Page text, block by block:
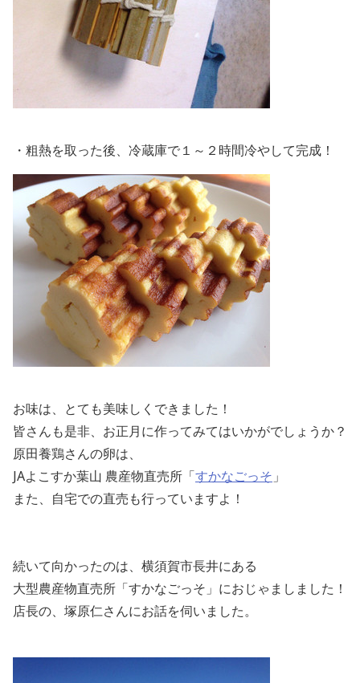
・粗熱を取った後、冷蔵庫で１～２時間冷やして完成！
お味は、とても美味しくできました！
皆さんも是非、お正月に作ってみてはいかがでしょうか？
原田養鶏さんの卵は、
JAよこすか葉山 農産物直売所「すかなごっそ 」
また、自宅での直売も行っていますよ！
続いて向かったのは、横須賀市長井にある
大型農産物直売所「すかなごっそ」におじゃましました！
店長の、塚原仁さんにお話を伺いました。